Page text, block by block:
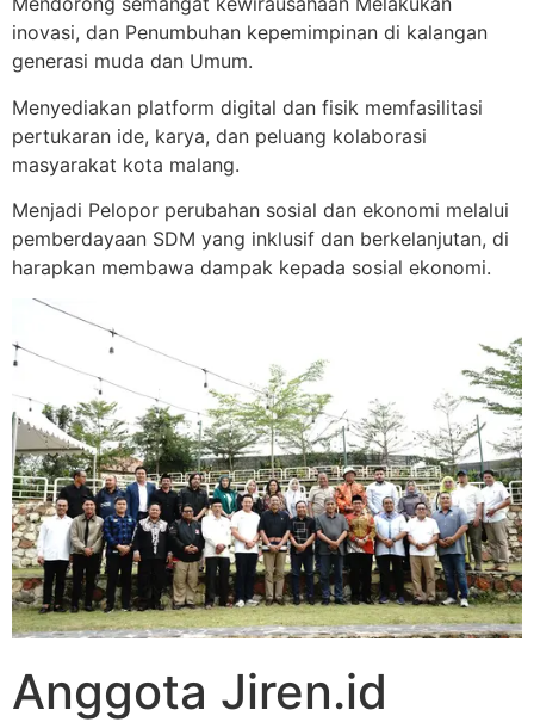
inovasi, dan Penumbuhan kepemimpinan di kalangan
generasi muda dan Umum.
Menyediakan platform digital dan fisik memfasilitasi
pertukaran ide, karya, dan peluang kolaborasi
masyarakat kota malang.
Menjadi Pelopor perubahan sosial dan ekonomi melalui
pemberdayaan SDM yang inklusif dan berkelanjutan, di
harapkan membawa dampak kepada sosial ekonomi.
Anggota Jiren.id